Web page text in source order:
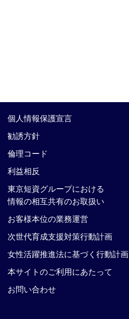
個人情報保護宣言
勧誘方針
倫理コード
利益相反
東京短資グループにおける
情報の相互共有のお取扱い
お客様本位の業務運営
次世代育成支援対策行動計画
女性活躍推進法に基づく行動計画
本サイトのご利用にあたって
お問い合わせ